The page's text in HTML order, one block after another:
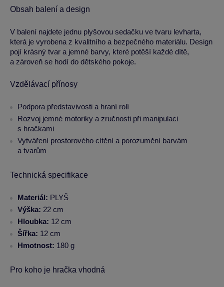
Obsah balení a design
V balení najdete jednu plyšovou sedačku ve tvaru levharta,
která je vyrobena z kvalitního a bezpečného materiálu. Design
pojí krásný tvar a jemné barvy, které potěší každé dítě,
a zároveň se hodí do dětského pokoje.
Vzdělávací přínosy
Podpora představivosti a hraní rolí
Rozvoj jemné motoriky a zručnosti při manipulaci
s hračkami
Vytváření prostorového cítění a porozumění barvám
a tvarům
Technická specifikace
Materiál: PLYŠ
Výška: 22 cm
Hloubka: 12 cm
Šířka: 12 cm
Hmotnost: 180 g
Pro koho je hračka vhodná